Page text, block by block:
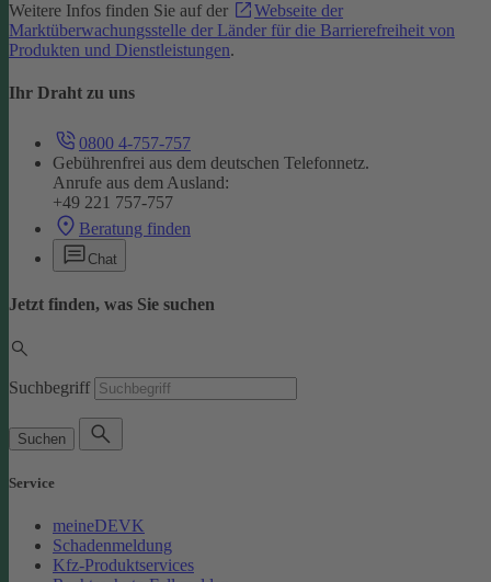
Weitere Infos finden Sie auf der
Webseite der
Marktüberwachungsstelle der Länder für die Barrierefreiheit von
Produkten und Dienstleistungen.
Ihr Draht zu uns
0800 4-757-757
Gebührenfrei aus dem deutschen Telefonnetz.
Anrufe aus dem Ausland:
+49 221 757-757
Beratung finden
Chat
Jetzt finden, was Sie suchen
Suchbegriff
Suchen
Service
meineDEVK
Schadenmeldung
Kfz-Produktservices